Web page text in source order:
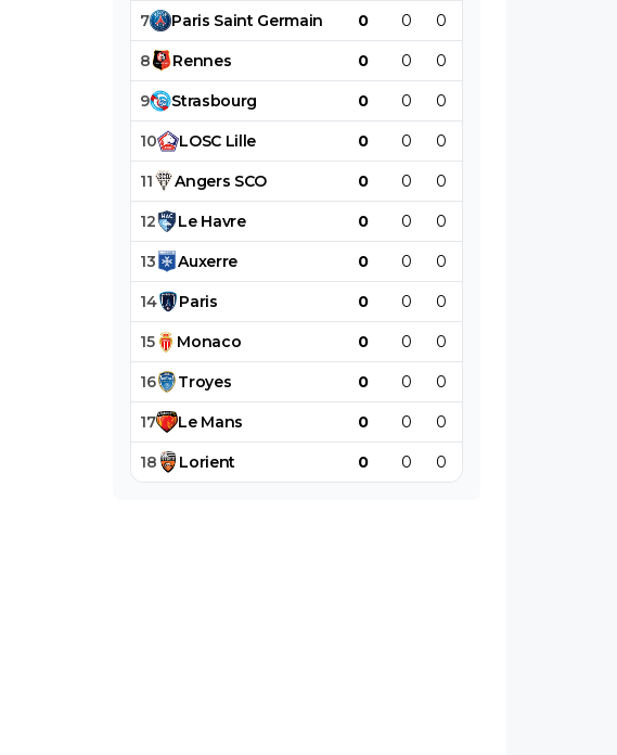
7 Paris Saint Germain 0 0 0
8 Rennes 0 0 0
9 Strasbourg 0 0 0
10 LOSC Lille 0 0 0
11 Angers SCO 0 0 0
12 Le Havre 0 0 0
13 Auxerre 0 0 0
14 Paris 0 0 0
15 Monaco 0 0 0
16 Troyes 0 0 0
17 Le Mans 0 0 0
18 Lorient 0 0 0